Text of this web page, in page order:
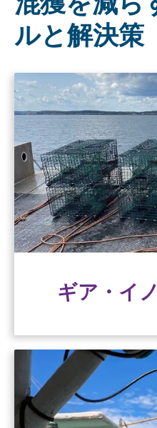
ルと解決策
ギア・イ
ギア・イ
オンデマンド漁業の
弱な海洋野生生物の
し、漁業と自然保護
電子モ